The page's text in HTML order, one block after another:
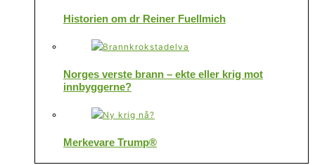
Historien om dr Reiner Fuellmich
Norges verste brann – ekte eller krig mot
innbyggerne?
Merkevare Trump®